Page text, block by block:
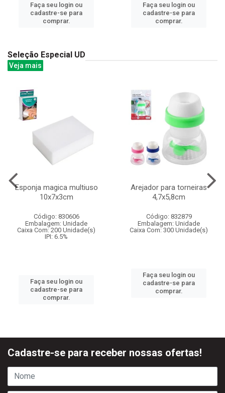
Faça seu login ou
cadastre-se para
comprar.
Faça seu login ou
cadastre-se para
comprar.
Seleção Especial UD
Veja mais
Esponja magica multiuso
10x7x3cm
Código: 830606
Embalagem: Unidade
Caixa Com: 200 Unidade(s)
IPI: 6.5%
Faça seu login ou
cadastre-se para
comprar.
Arejador para torneiras
4,7x5,8cm
Código: 832879
Embalagem: Unidade
Caixa Com: 300 Unidade(s)
Faça seu login ou
cadastre-se para
comprar.
Cadastre-se para receber nossas ofertas!